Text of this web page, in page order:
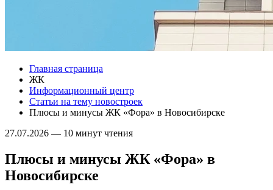
Главная страница
ЖК
Информационный центр
Статьи на тему новостроек
Плюсы и минусы ЖК «Фора» в Новосибирске
27.07.2026 — 10 минут чтения
Плюсы и минусы ЖК «Фора» в
Новосибирске